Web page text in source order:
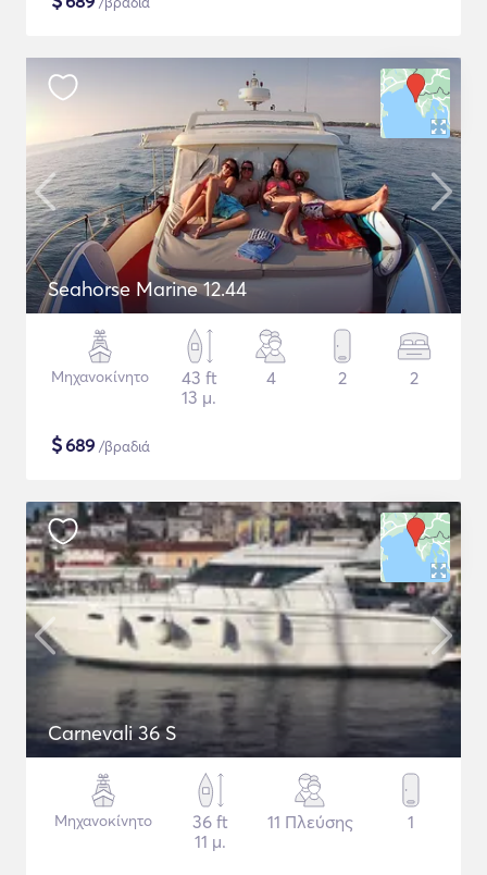
Seahorse Marine 12.44
Μηχανοκίνητο
43 ft
13 μ.
4 2 2
$689 /βραδιά
Carnevali 36 S
Μηχανοκίνητο
36 ft
11 μ.
11 Πλεύσης 1